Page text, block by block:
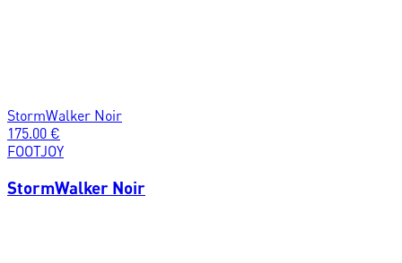
StormWalker Noir
175.00 €
FOOTJOY
StormWalker Noir